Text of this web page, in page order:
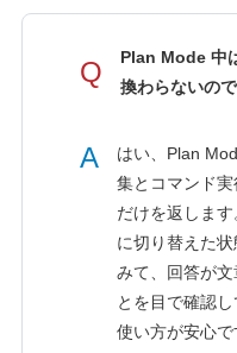
Q
Plan Mode 中
換わらないの
A
はい、Plan
集とコマンド
だけを返しま
に切り替えた
みて、回答が
とを目で確認
使い方が安心で